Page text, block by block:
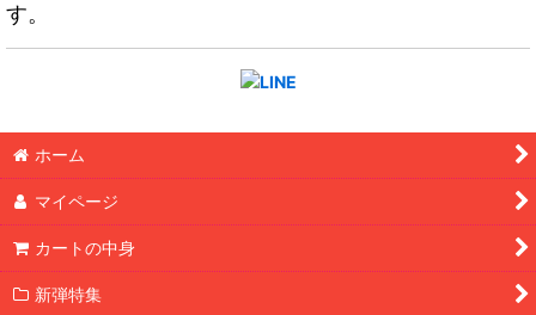
す。
ホーム
マイページ
カートの中身
新弾特集